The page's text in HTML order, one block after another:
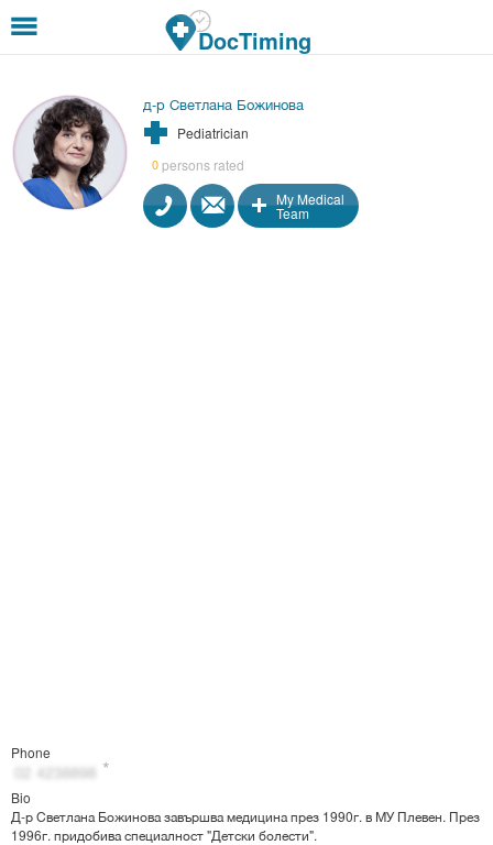
DocTiming
д-р Светлана Божинова
Pediatrician
0persons rated
My Medical
Team
Phone
Bio
Д-р Светлана Божинова завършва медицина през 1990г. в МУ Плевен. През
1996г. придобива специалност "Детски болести".